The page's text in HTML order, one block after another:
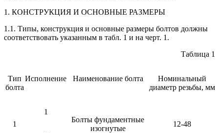
1. КОНСТРУКЦИЯ И ОСНОВНЫЕ РАЗМЕРЫ
1.1. Типы, конструкция и основные размеры болтов должны
соответствовать указанным в табл. 1 и на черт. 1.
Таблица 1
Тип
болта
Исполнение Наименование болта
Номинальный
диаметр резьбы, мм
1
1
Болты фундаментные
изогнутые
12-48